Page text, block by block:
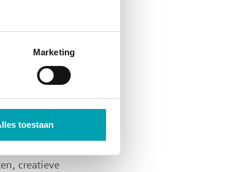
Marketing
toestaan
aan activiteiten in
SoulKidz (met hart &
& onderwijs). Alle
medewerkers,
creatieve